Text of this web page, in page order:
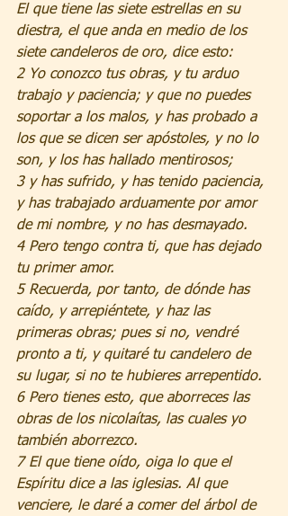
El que tiene las siete estrellas en su
diestra, el que anda en medio de los
siete candeleros de oro, dice esto:
2 Yo conozco tus obras, y tu arduo
trabajo y paciencia; y que no puedes
soportar a los malos, y has probado a
los que se dicen ser apóstoles, y no lo
son, y los has hallado mentirosos;
3 y has sufrido, y has tenido paciencia,
y has trabajado arduamente por amor
de mi nombre, y no has desmayado.
4 Pero tengo contra ti, que has dejado
tu primer amor.
5 Recuerda, por tanto, de dónde has
caído, y arrepiéntete, y haz las
primeras obras; pues si no, vendré
pronto a ti, y quitaré tu candelero de
su lugar, si no te hubieres arrepentido.
6 Pero tienes esto, que aborreces las
obras de los nicolaítas, las cuales yo
también aborrezco.
7 El que tiene oído, oiga lo que el
Espíritu dice a las iglesias. Al que
venciere, le daré a comer del árbol de